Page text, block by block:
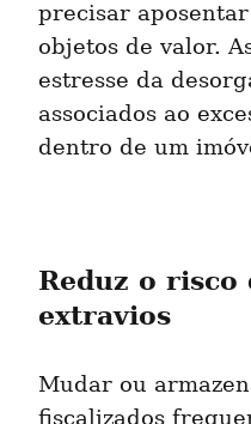
precisar
objetos de valor.
estresse da
associados ao
dentro de um
Reduz o risco
extravios
Mudar ou
fiscalizados